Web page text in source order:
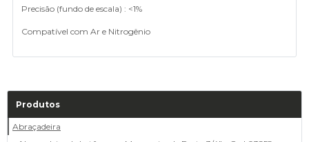
Precisão (fundo de escala) : <1%
Compatível com Ar e Nitrogênio
Produtos
Abraçadeira